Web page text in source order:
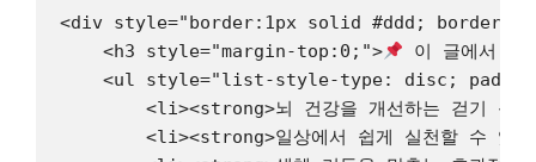
<div style="border:1px solid #ddd; border-
    <h3 style="margin-top:0;">
이 글에서 얻
<ul style="list-style-type: disc;
<li><strong>뇌 건강을 개선하는 걷기 운
<li><strong>일상에서 쉽게 실천할 수 있